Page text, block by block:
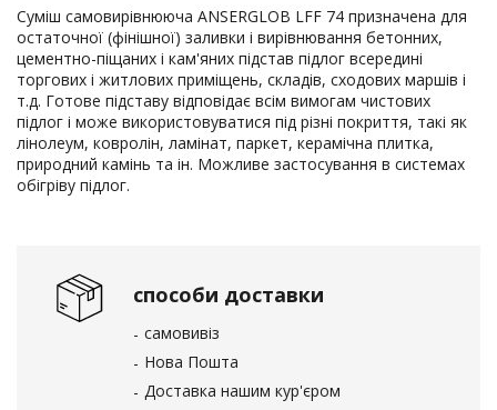
способи доставки
самовивіз
Нова Пошта
Доставка нашим кур'єром
Суміш самовирівнююча ANSERGLOB LFF 74 призначена для
остаточної (фінішної) заливки і вирівнювання бетонних,
цементно-піщаних і кам'яних підстав підлог всередині
торгових і житлових приміщень, складів, сходових маршів і
т.д. Готове підставу відповідає всім вимогам чистових
підлог і може використовуватися під різні покриття, такі як
лінолеум, ковролін, ламінат, паркет, керамічна плитка,
природний камінь та ін. Можливе застосування в системах
обігріву підлог.